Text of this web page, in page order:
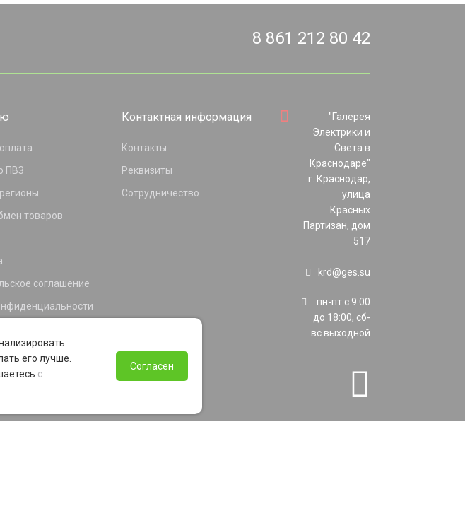
8 861 212 80 42
ПВЗ
товаров
соглашение
Контактная информация
Контакты
Реквизиты
Сотрудничество
"Галерея
Электрики и
Света в
Краснодаре"
г. Краснодар,
улица
Красных
Партизан, дом
517
krd@ges.su
пн-пт с 9:00
до 18:00, сб-
вс выходной
его лучше.
с
Согласен